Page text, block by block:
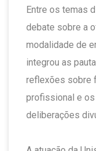
Entre os temas
debate sobre a
modalidade de
integrou as
reflexões sobre
profissional e
deliberações